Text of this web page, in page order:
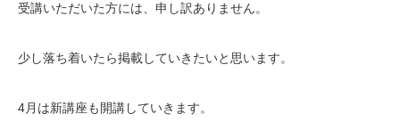
受講いただいた方には、申し訳ありません。
少し落ち着いたら掲載していきたいと思います。
4月は新講座も開講していきます。